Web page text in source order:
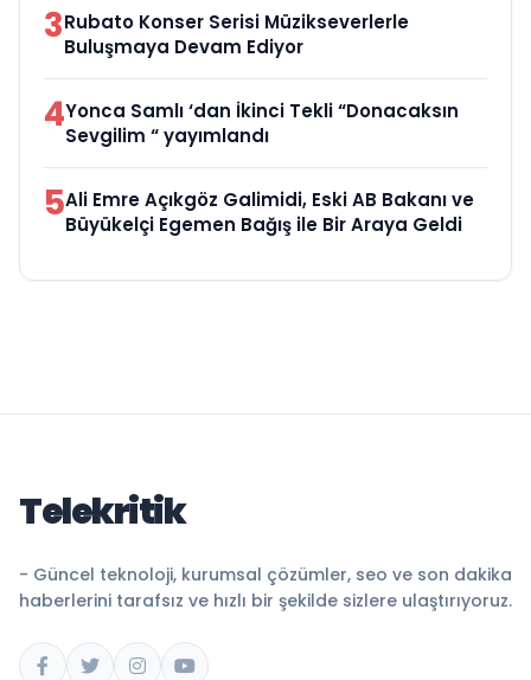
3Rubato Konser Serisi Müzikseverlerle
Buluşmaya Devam Ediyor
4Yonca Samlı ‘dan İkinci Tekli “Donacaksın
Sevgilim “ yayımlandı
5Ali Emre Açıkgöz Galimidi, Eski AB Bakanı ve
Büyükelçi Egemen Bağış ile Bir Araya Geldi
Telekritik
- Güncel teknoloji, kurumsal çözümler, seo ve son dakika
haberlerini tarafsız ve hızlı bir şekilde sizlere ulaştırıyoruz.